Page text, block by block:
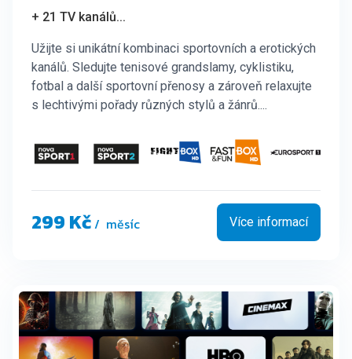
+ 21 TV kanálů...
Užijte si unikátní kombinaci sportovních a erotických
kanálů. Sledujte tenisové grandslamy, cyklistiku,
fotbal a další sportovní přenosy a zároveň relaxujte
s lechtivými pořady různých stylů a žánrů....
299 Kč/ měsíc Více informací